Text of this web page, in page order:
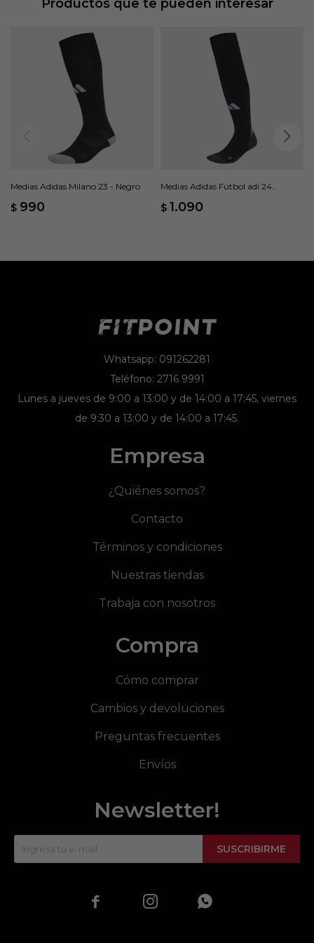
Forma anatómica del pie
Productos que te pueden interesar
Medias Adidas Milano 23 - Negro
$ 990
Medias Adidas Fútbol adi 24
$ 1.090
Whatsapp: 091262281
Teléfono: 2716 9991
Lunes a jueves de 9:00 a 13:00 y de 14:00 a 17:45, viernes
de 9:30 a 13:00 y de 14:00 a 17:45.
Empresa
¿Quiénes somos?
Contacto
Términos y condiciones
Nuestras tiendas
Trabaja con nosotros
Compra
Cómo comprar
Cambios y devoluciones
Preguntas frecuentes
Envíos
Newsletter!
SUSCRIBIRME
  